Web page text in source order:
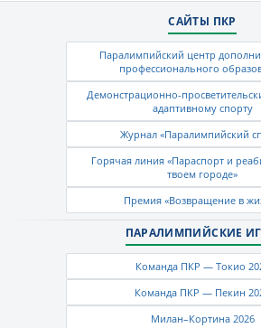
САЙТЫ ПКР
Паралимпийский центр
профессионального
Демонстрационно-
адаптивному спорту
Журнал «Паралимпийский
Горячая линия «Параспорт и
твоем городе»
Премия «Возвращение в
ПАРАЛИМПИЙСКИЕ
Команда ПКР — Токио
Команда ПКР — Пекин
Милан–Кортина 2026